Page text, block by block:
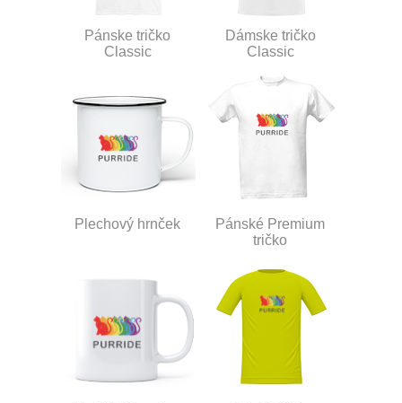
Pánske tričko
Classic
Dámske tričko
Classic
Plechový hrnček
Pánské Premium
tričko